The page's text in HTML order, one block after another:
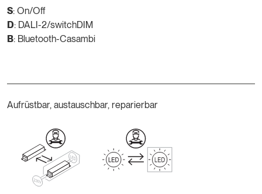
S: On/Off
D: DALI-2/switchDIM
B: Bluetooth-Casambi
Aufrüstbar, austauschbar, reparierbar